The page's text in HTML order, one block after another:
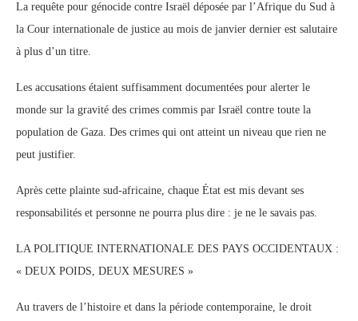
La requête pour génocide contre Israël déposée par l’Afrique du Sud à
la Cour internationale de justice au mois de janvier dernier est salutaire
à plus d’un titre.
Les accusations étaient suffisamment documentées pour alerter le
monde sur la gravité des crimes commis par Israël contre toute la
population de Gaza. Des crimes qui ont atteint un niveau que rien ne
peut justifier.
Après cette plainte sud-africaine, chaque État est mis devant ses
responsabilités et personne ne pourra plus dire : je ne le savais pas.
LA POLITIQUE INTERNATIONALE DES PAYS OCCIDENTAUX :
« DEUX POIDS, DEUX MESURES »
Au travers de l’histoire et dans la période contemporaine, le droit